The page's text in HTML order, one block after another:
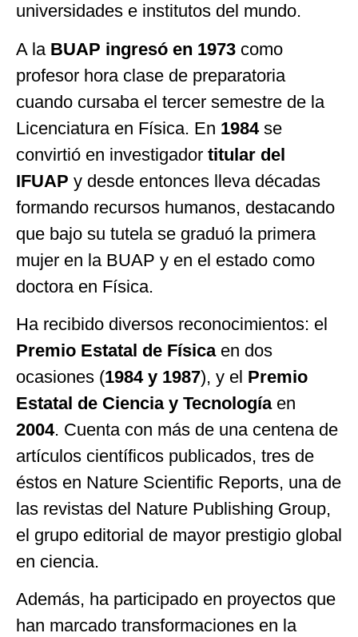
universidades e institutos del mundo.
A la BUAP ingresó en 1973 como
profesor hora clase de preparatoria
cuando cursaba el tercer semestre de la
Licenciatura en Física. En 1984se
convirtió en investigador titular del
IFUAP y desde entonces lleva décadas
formando recursos humanos, destacando
que bajo su tutela se graduó la primera
mujer en la BUAP y en el estado como
doctora en Física.
Ha recibido diversos reconocimientos: el
Premio Estatal de Físicaen dos
ocasiones (1984 y 1987), y el Premio
Estatal de Ciencia y Tecnologíaen
2004. Cuenta con más de una centena de
artículos científicos publicados, tres de
éstos en Nature Scientific Reports, una de
las revistas del Nature Publishing Group,
el grupo editorial de mayor prestigio global
en ciencia.
Además, ha participado en proyectos que
han marcado transformaciones en la